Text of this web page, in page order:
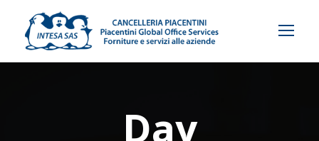
Day